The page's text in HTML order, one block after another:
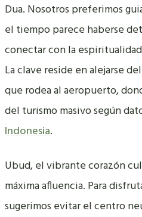
Dua. Nosotros preferimos
el tiempo parece haberse
conectar con la
La clave reside en alejarse
que rodea al aeropuerto,
del turismo masivo según
Indonesia.
Ubud, el vibrante corazón
máxima afluencia. Para
sugerimos evitar el centro